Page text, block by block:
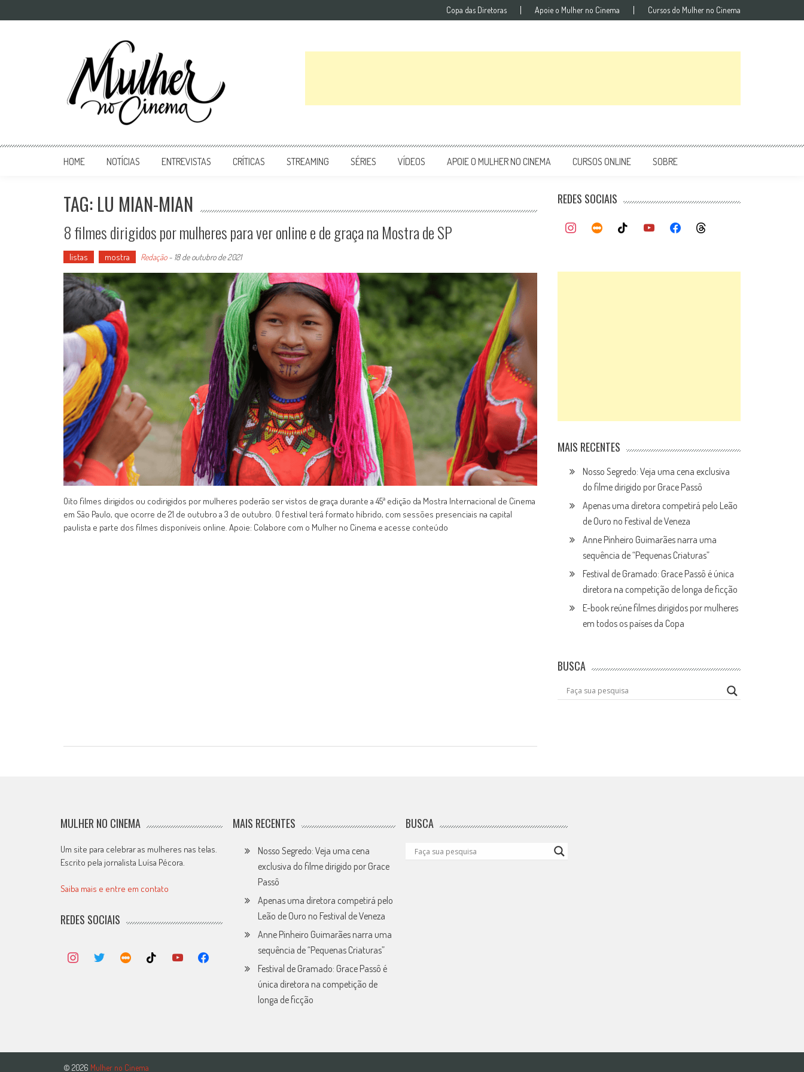
Copa das Diretoras Apoie o Mulher no Cinema Cursos do Mulher no Cinema
Mulher no Cinema
HOME NOTÍCIAS ENTREVISTAS CRÍTICAS STREAMING SÉRIES VÍDEOS APOIE O MULHER NO CINEMA CURSOS ONLINE SOBRE
TAG: LU MIAN-MIAN
8 filmes dirigidos por mulheres para ver online e de graça na Mostra de SP
listas mostra Redação- 18 de outubro de 2021
Oito filmes dirigidos ou codirigidos por mulheres poderão ser vistos de graça durante a 45ª edição da Mostra Internacional de Cinema
em São Paulo, que ocorre de 21 de outubro a 3 de outubro. O festival terá formato híbrido, com sessões presenciais na capital
paulista e parte dos filmes disponíveis online. Apoie: Colabore com o Mulher no Cinema e acesse conteúdo
REDES SOCIAIS
MAIS RECENTES
Nosso Segredo: Veja uma cena exclusiva
do filme dirigido por Grace Passô
Apenas uma diretora competirá pelo Leão
de Ouro no Festival de Veneza
Anne Pinheiro Guimarães narra uma
sequência de “Pequenas Criaturas”
Festival de Gramado: Grace Passô é única
diretora na competição de longa de ficção
E-book reúne filmes dirigidos por mulheres
em todos os países da Copa
BUSCA
MULHER NO CINEMA
Um site para celebrar as mulheres nas telas.
Escrito pela jornalista Luísa Pécora.
Saiba mais e entre em contato
REDES SOCIAIS
MAIS RECENTES
Nosso Segredo: Veja uma cena
exclusiva do filme dirigido por Grace
Passô
Apenas uma diretora competirá pelo
Leão de Ouro no Festival de Veneza
Anne Pinheiro Guimarães narra uma
sequência de “Pequenas Criaturas”
Festival de Gramado: Grace Passô é
única diretora na competição de
longa de ficção
BUSCA
© 2026 Mulher no Cinema